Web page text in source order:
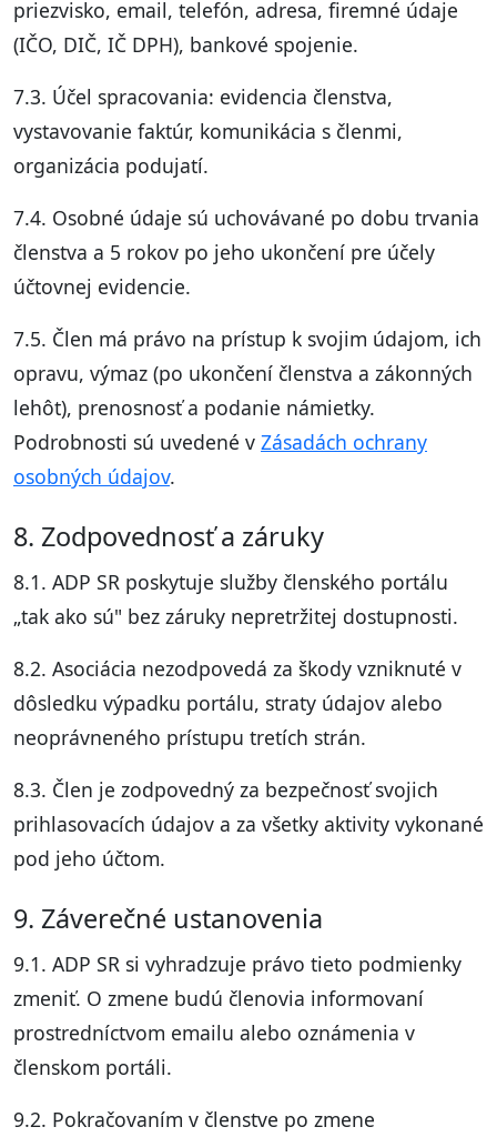
priezvisko, email, telefón, adresa, firemné údaje
(IČO, DIČ, IČ DPH), bankové spojenie.
7.3. Účel spracovania: evidencia členstva,
vystavovanie faktúr, komunikácia s členmi,
organizácia podujatí.
7.4. Osobné údaje sú uchovávané po dobu trvania
členstva a 5 rokov po jeho ukončení pre účely
účtovnej evidencie.
7.5. Člen má právo na prístup k svojim údajom, ich
opravu, výmaz (po ukončení členstva a zákonných
lehôt), prenosnosť a podanie námietky.
Podrobnosti sú uvedené v Zásadách ochrany
osobných údajov.
8. Zodpovednosť a záruky
8.1. ADP SR poskytuje služby členského portálu
„tak ako sú" bez záruky nepretržitej dostupnosti.
8.2. Asociácia nezodpovedá za škody vzniknuté v
dôsledku výpadku portálu, straty údajov alebo
neoprávneného prístupu tretích strán.
8.3. Člen je zodpovedný za bezpečnosť svojich
prihlasovacích údajov a za všetky aktivity vykonané
pod jeho účtom.
9. Záverečné ustanovenia
9.1. ADP SR si vyhradzuje právo tieto podmienky
zmeniť. O zmene budú členovia informovaní
prostredníctvom emailu alebo oznámenia v
členskom portáli.
9.2. Pokračovaním v členstve po zmene